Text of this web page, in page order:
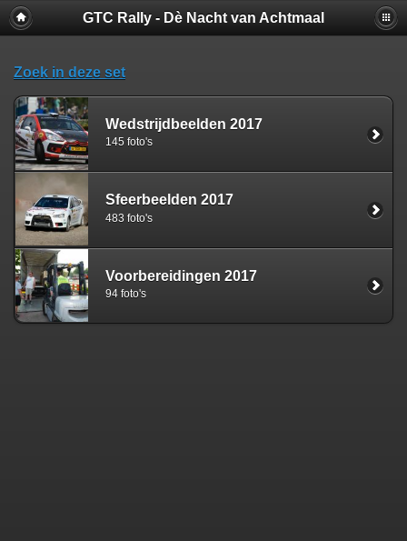
GTC Rally - Dè Nacht van Achtmaal
Zoek in deze set
Wedstrijdbeelden 2017
145 foto's
Sfeerbeelden 2017
483 foto's
Voorbereidingen 2017
94 foto's